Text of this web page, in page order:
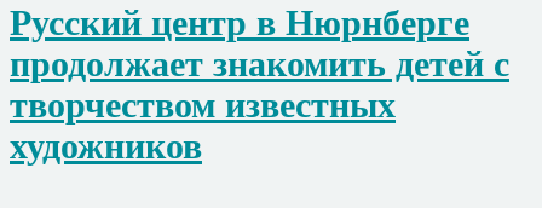
Русский центр в Нюрнберге
продолжает знакомить детей с
творчеством известных
художников